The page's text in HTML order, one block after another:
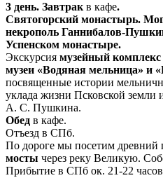
3 день. Завтрак в кафе.
Святогорский монастырь.
некрополь Ганнибалов-
Успенском монастыре.
Экскурсия музейный комплекс
музеи «Водяная мельница» и
посвященные истории
уклада жизни Псковской земли
А. С. Пушкина.
Обед в кафе.
Отъезд в СПб.
По дороге мы посетим древний
мосты через реку Великую.
Прибытие в СПб ок. 21-22